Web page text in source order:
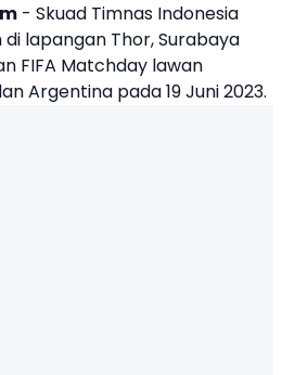
- Skuad Timnas Indonesia
lapangan Thor, Surabaya
FIFA Matchday lawan
Argentina pada 19 Juni 2023.